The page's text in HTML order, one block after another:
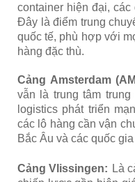
container hiện đại,
Đây là điểm trung
quốc tế, phù hợp với
hàng đặc thù.
Cảng Amsterdam
vẫn là trung tâm
logistics phát triển
các lô hàng cần vận
Bắc Âu và các quốc
Cảng Vlissingen: Là